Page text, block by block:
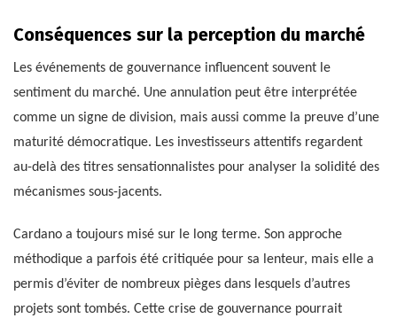
Conséquences sur la perception du marché
Les événements de gouvernance influencent souvent le
sentiment du marché. Une annulation peut être interprétée
comme un signe de division, mais aussi comme la preuve d’une
maturité démocratique. Les investisseurs attentifs regardent
au-delà des titres sensationnalistes pour analyser la solidité des
mécanismes sous-jacents.
Cardano a toujours misé sur le long terme. Son approche
méthodique a parfois été critiquée pour sa lenteur, mais elle a
permis d’éviter de nombreux pièges dans lesquels d’autres
projets sont tombés. Cette crise de gouvernance pourrait